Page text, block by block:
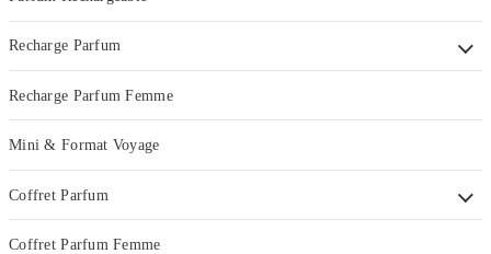
Recharge Parfum
Recharge Parfum Femme
Mini & Format Voyage
Coffret Parfum
Coffret Parfum Femme